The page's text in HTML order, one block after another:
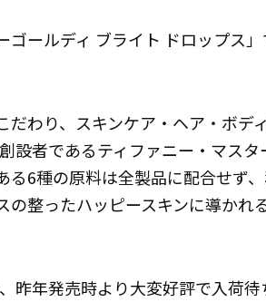
ゴールディ ブライト ドロップス
だわり、スキンケア・ヘア・ボデ
設者であるティファニー・マス
る6種の原料は全製品に配合せず
の整ったハッピースキンに導かれ
昨年発売時より大変好評で入荷